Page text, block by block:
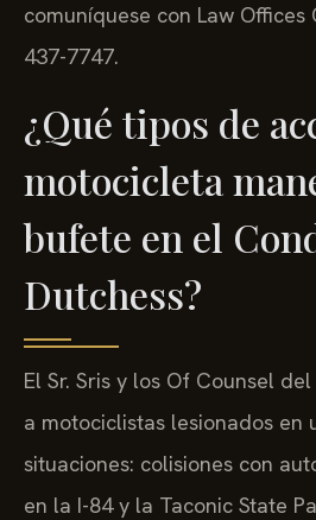
comuníquese con Law Offices
437-7747.
¿Qué tipos de
motocicleta
bufete en el
Dutchess?
El Sr. Sris y los Of Counsel
a motociclistas lesionados en
situaciones: colisiones con
en la I-84 y la Taconic State